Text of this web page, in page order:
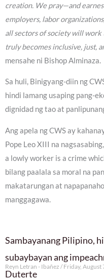
creation. We pray—and
employers, labor
all sectors of society will work
truly becomes inclusive, just,
mensahe ni Bishop Alminaza.
Sa huli, Binigyang-diin ng
hindi lamang usaping pang-
dignidad ng tao at
Ang apela ng CWS ay
Pope Leo XIII na
a lowly worker is a crime
bilang paalala sa moral na
makatarungan at
manggagawa.
Sambayanang Pilipino,
subaybayan ang
Duterte
Reyn Letran - Ibañez Friday, August